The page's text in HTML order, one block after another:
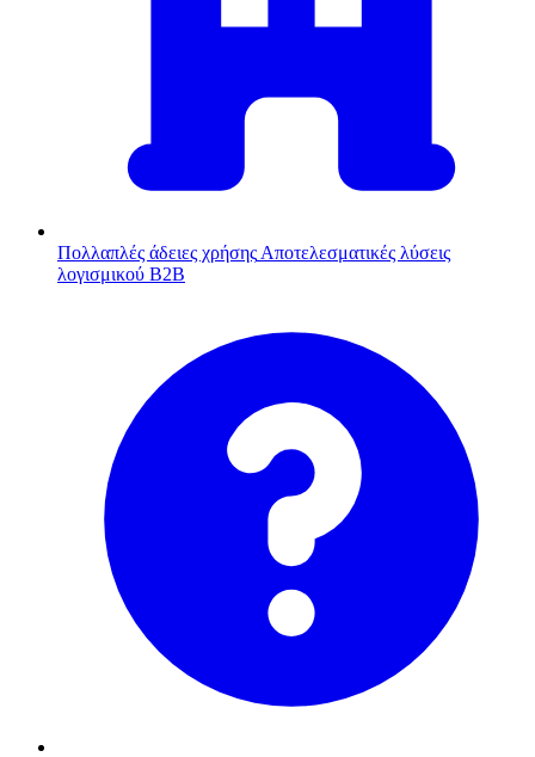
Πολλαπλές άδειες χρήσης Αποτελεσματικές λύσεις
λογισμικού B2B